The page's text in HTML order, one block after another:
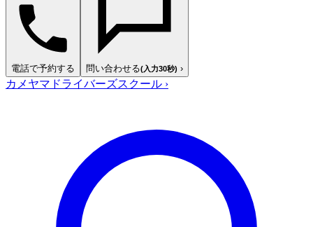
電話で予約する 問い合わせる(入力30秒) ›
カメヤマドライバーズスクール ›